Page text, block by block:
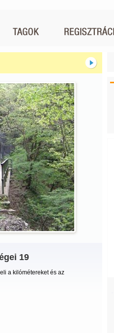
19
a kilómétereket és az